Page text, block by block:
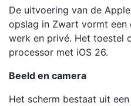
De uitvoering van de
opslag in Zwart vormt
werk en privé. Het toestel
processor met iOS 26.
Beeld en camera
Het scherm bestaat uit